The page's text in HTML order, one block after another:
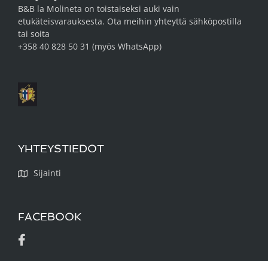
B&B la Molineta on toistaiseksi auki vain
etukäteisvarauksesta. Ota meihin yhteyttä sähköpostilla
tai soita
+358 40 828 50 31 (myös WhatsApp)
YHTEYSTIEDOT
Sijainti
FACEBOOK